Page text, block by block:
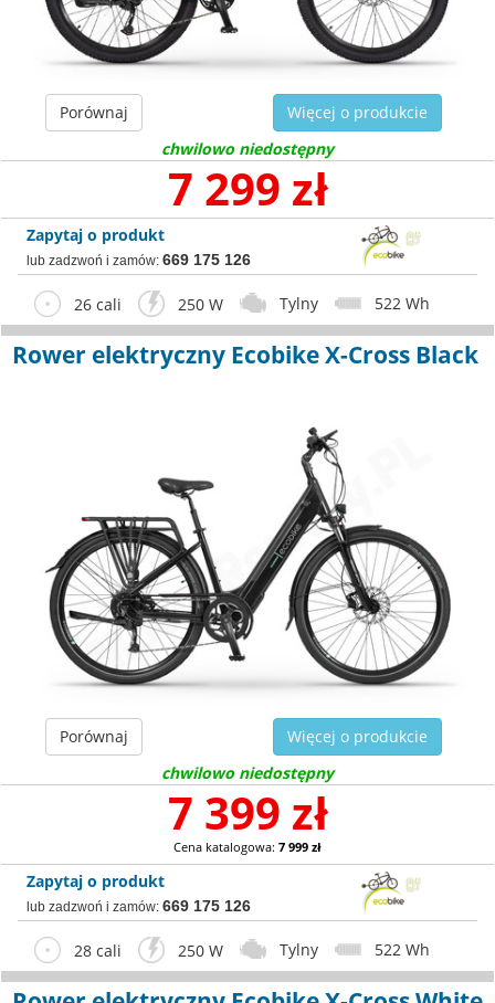
Porównaj
Więcej o produkcie
chwilowo niedostępny
7 299 zł
Zapytaj o produkt
lub zadzwoń i zamów: 669 175 126
26 cali 250 W Tylny 522 Wh
Rower elektryczny Ecobike X-Cross Black
Porównaj
Więcej o produkcie
chwilowo niedostępny
7 399 zł
Cena katalogowa: 7 999 zł
Zapytaj o produkt
lub zadzwoń i zamów: 669 175 126
28 cali 250 W Tylny 522 Wh